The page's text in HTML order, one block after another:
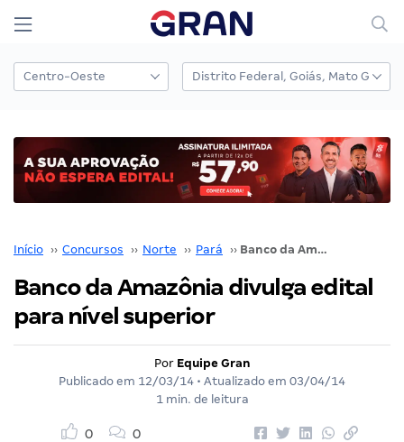
Início ›› Concursos ›› Norte ›› Pará ›› Banco da Amazônia divulga edital para nível superior
Banco da Amazônia divulga edital
para nível superior
Por Equipe Gran
Publicado em 12/03/14 • Atualizado em 03/04/14
1 min. de leitura
0 0